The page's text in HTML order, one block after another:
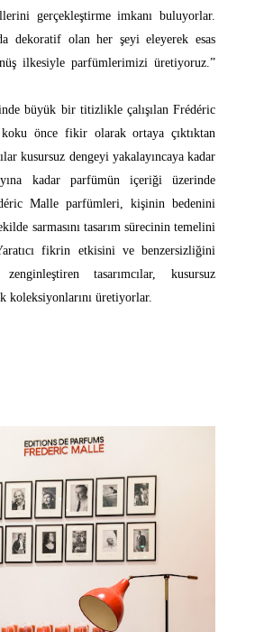
gerçekleştirme imkanı buluyorlar.
dekoratif olan her şeyi eleyerek esas
ilkesiyle parfümlerimizi üretiyoruz.”
büyük bir titizlikle çalışılan Frédéric
önce fikir olarak ortaya çıktıktan
kusursuz dengeyi yakalayıncaya kadar
kadar parfümün içeriği üzerinde
Malle parfümleri, kişinin bedenini
sarmasını tasarım sürecinin temelini
fikrin etkisini ve benzersizliğini
zenginleştiren tasarımcılar, kusursuz
koleksiyonlarını üretiyorlar.